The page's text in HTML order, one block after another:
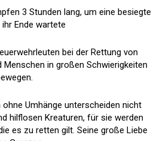
3 Stunden lang, um eine besiegte
Ende wartete
bei der Rettung von
in großen Schwierigkeiten
ohne Umhänge unterscheiden nicht
hilflosen Kreaturen, für sie werden
es zu retten gilt. Seine große Liebe